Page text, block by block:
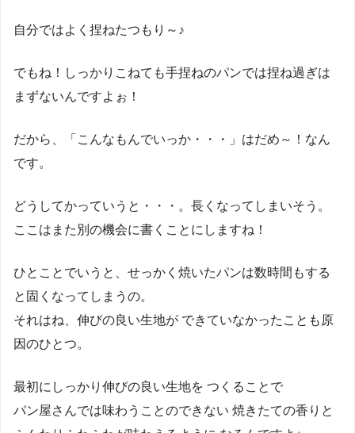
自分ではよく捏ねたつもり～♪
でもね！しっかりこねても手捏ねのパンでは捏ね過ぎは
まずないんですよぉ！
だから、「こんなもんでいっか・・・」はだめ～！なん
です。
どうしてかっていうと・・・。長くなってしまいそう。
ここはまた別の機会に書くことにしますね！
ひとことでいうと、せっかく焼いたパンは数時間もする
と固くなってしまうの。
それはね、伸びの良い生地が できていなかったことも原
因のひとつ。
最初にしっかり伸びの良い生地を つくることで
パン屋さんでは味わうことのできない 焼きたての香りと